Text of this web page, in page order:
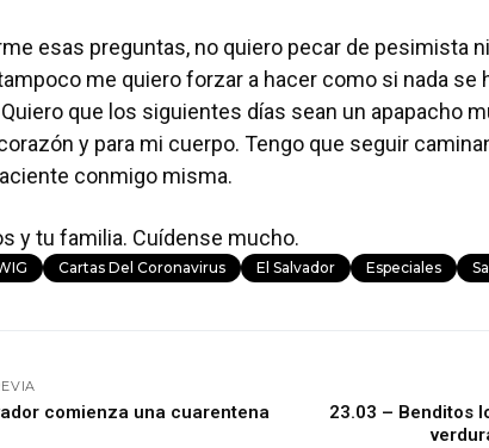
esas preguntas, no quiero pecar de pesimista
me quiero forzar a hacer como si nada se
que los siguientes días sean un apapacho
y para mi cuerpo. Tengo que seguir
conmigo misma.
y tu familia. Cuídense mucho.
Cartas Del Coronavirus El Salvador Especiales
comienza una cuarentena
23.03 – Benditos